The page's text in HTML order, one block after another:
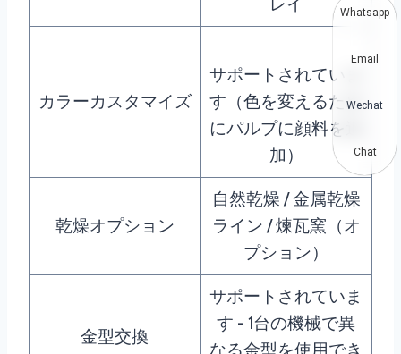
カラーカスタマイズ
サポートされていま
す（色を変えるため
にパルプに顔料を追
加）
乾燥オプション
自然乾燥 / 金属乾燥
ライン / 煉瓦窯（オ
プション）
金型交換
サポートされていま
す - 1台の機械で異
なる金型を使用でき
Whatsapp
Email
Wechat
Chat